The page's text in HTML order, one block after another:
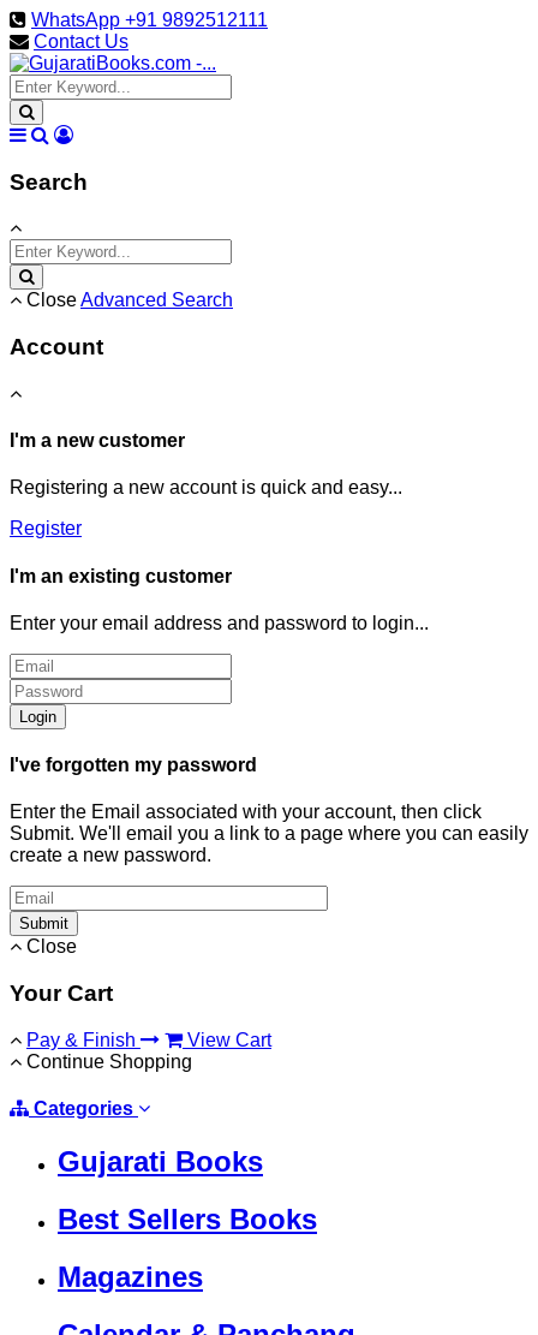
WhatsApp +91 9892512111
Contact Us
Search
CloseAdvanced Search
Account
I'm a new customer
Registering a new account is quick and easy...
Register
I'm an existing customer
Enter your email address and password to login...
Login
I've forgotten my password
Enter the Email associated with your account, then click
Submit. We'll email you a link to a page where you can easily
create a new password.
Submit
Close
Your Cart
Pay & Finish
View Cart
Continue Shopping
Categories
Gujarati Books
Best Sellers Books
Magazines